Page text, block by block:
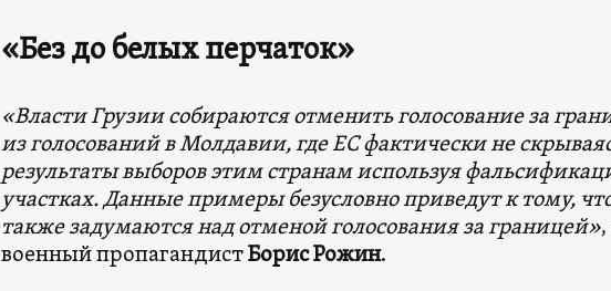
«Без до белых перчаток»
«Власти Грузии собираются отменить голосование за
из голосований в Молдавии, где ЕС фактически не
результаты выборов этим странам используя
участках. Данные примеры безусловно приведут к тому,
также задумаются над отменой голосования за границей»
военный пропагандистБорис Рожин.